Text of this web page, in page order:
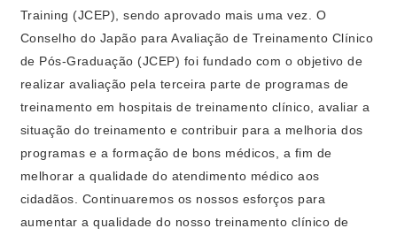
Training (JCEP), sendo aprovado mais uma vez. O
Conselho do Japão para Avaliação de Treinamento Clínico
de Pós-Graduação (JCEP) foi fundado com o objetivo de
realizar avaliação pela terceira parte de programas de
treinamento em hospitais de treinamento clínico, avaliar a
situação do treinamento e contribuir para a melhoria dos
programas e a formação de bons médicos, a fim de
melhorar a qualidade do atendimento médico aos
cidadãos. Continuaremos os nossos esforços para
aumentar a qualidade do nosso treinamento clínico de